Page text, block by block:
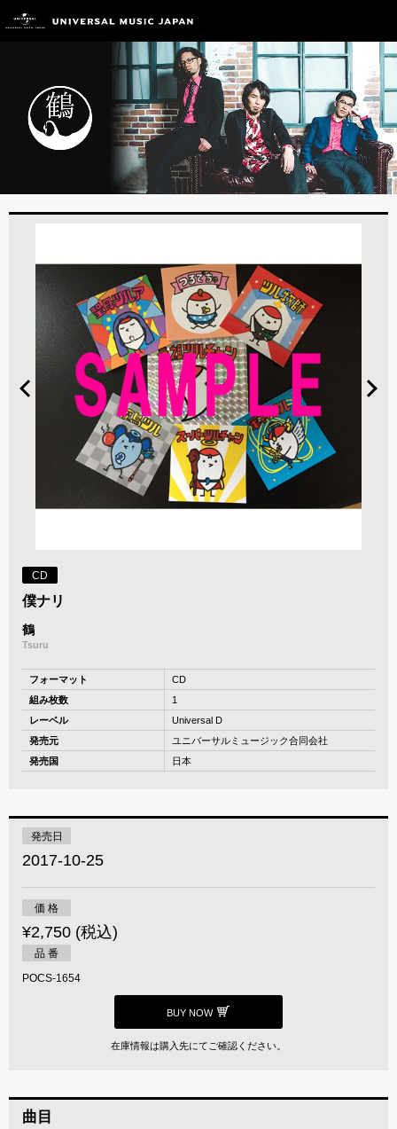
CD
僕ナリ
鶴
Tsuru
フォーマット
CD
組み枚数
1
レーベル
Universal D
発売元
ユニバーサルミュージック合同会社
発売国
日本
発売日
2017-10-25
価 格
¥2,750 (税込)
品 番
POCS-1654
BUY NOW
在庫情報は購入先にてご確認ください。
曲目